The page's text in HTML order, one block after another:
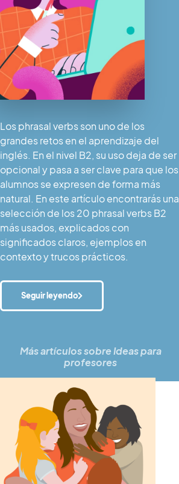
Los phrasal verbs son uno de los
grandes retos en el aprendizaje del
inglés. En el nivel B2, su uso deja de ser
opcional y pasa a ser clave para que los
alumnos se expresen de forma más
natural. En este artículo encontrarás una
selección de los 20 phrasal verbs B2
más usados, explicados con
significados claros, ejemplos en
contexto y trucos prácticos.
Seguir leyendo
Más artículos sobreIdeas para
profesores